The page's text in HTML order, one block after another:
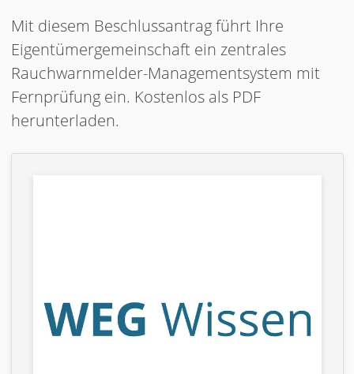
Mit diesem Beschlussantrag führt Ihre
Eigentümergemeinschaft ein zentrales
Rauchwarnmelder-Managementsystem mit
Fernprüfung ein. Kostenlos als PDF
herunterladen.